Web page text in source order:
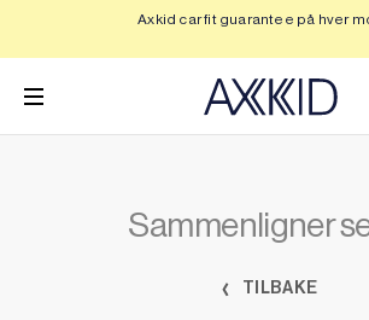
innhold
Axkid car fit guarantee på hver
Sammenligner
TILBAKE